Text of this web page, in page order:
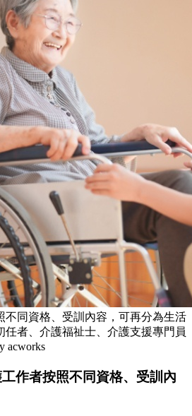
不同資格、受訓內容，可再分為生活
任者、介護福祉士、介護支援專門員
acworks
作者按照不同資格、受訓內